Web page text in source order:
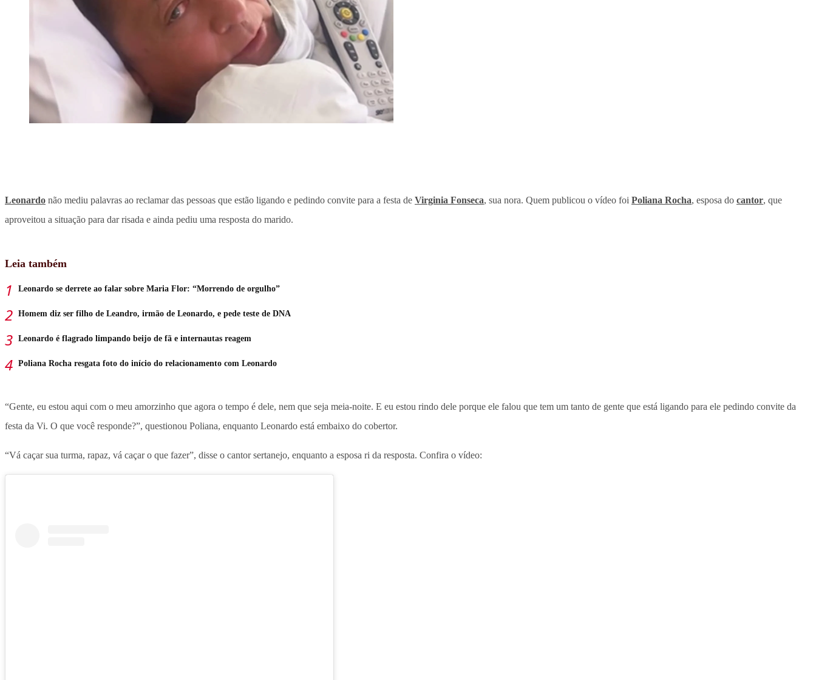
Leonardo não mediu palavras ao reclamar das pessoas que estão ligando e pedindo convite para a festa de Virginia Fonseca, sua nora. Quem publicou o vídeo foi Poliana Rocha, esposa do cantor, que
aproveitou a situação para dar risada e ainda pediu uma resposta do marido.
Leia também
Leonardo se derrete ao falar sobre Maria Flor: “Morrendo de orgulho”
Homem diz ser filho de Leandro, irmão de Leonardo, e pede teste de DNA
Leonardo é flagrado limpando beijo de fã e internautas reagem
Poliana Rocha resgata foto do início do relacionamento com Leonardo
“Gente, eu estou aqui com o meu amorzinho que agora o tempo é dele, nem que seja meia-noite. E eu estou rindo dele porque ele falou que tem um tanto de gente que está ligando para ele pedindo convite da
festa da Vi. O que você responde?”, questionou Poliana, enquanto Leonardo está embaixo do cobertor.
“Vá caçar sua turma, rapaz, vá caçar o que fazer”, disse o cantor sertanejo, enquanto a esposa ri da resposta. Confira o vídeo: